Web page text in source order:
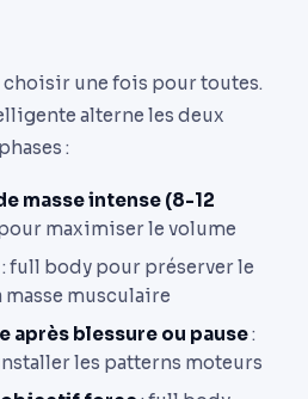
choisir une fois pour toutes.
alterne les deux
:
masse intense (8-12
maximiser le volume
: full body pour préserver le
musculaire
après blessure ou pause:
les patterns moteurs